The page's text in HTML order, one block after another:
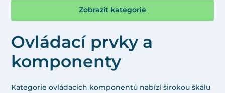
Zobrazit kategorie
Ovládací prvky a
komponenty
Kategorie ovládacích komponentů nabízí širokou škálu